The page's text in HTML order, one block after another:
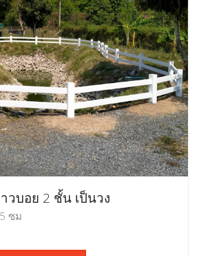
วบอย 2 ชั้น เป็นวง
ซม